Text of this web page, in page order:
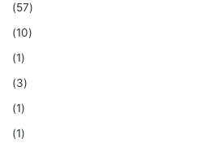
(57)
(10)
(1)
(3)
(1)
(1)